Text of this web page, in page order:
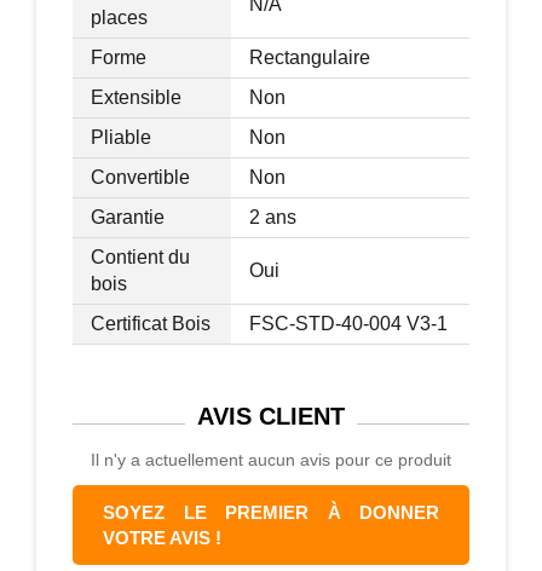
places
Forme
Rectangulaire
Extensible
Non
Pliable
Non
Convertible
Non
Garantie
2 ans
Contient du
bois
Oui
Certificat Bois FSC-STD-40-004 V3-1
AVIS CLIENT
Il n'y a actuellement aucun avis pour ce produit
SOYEZ LE PREMIER À DONNER
VOTRE AVIS !